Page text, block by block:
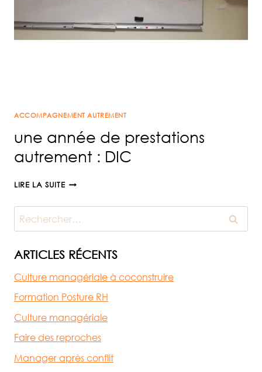
ACCOMPAGNEMENT AUTREMENT
une année de prestations
autrement : DIC
LIRE LA SUITEUNE
DE
PRESTATIONS
:
Rechercher :
ARTICLES RÉCENTS
Culture managériale à coconstruire
Formation Posture RH
Culture managériale
Faire des reproches
Manager après conflit